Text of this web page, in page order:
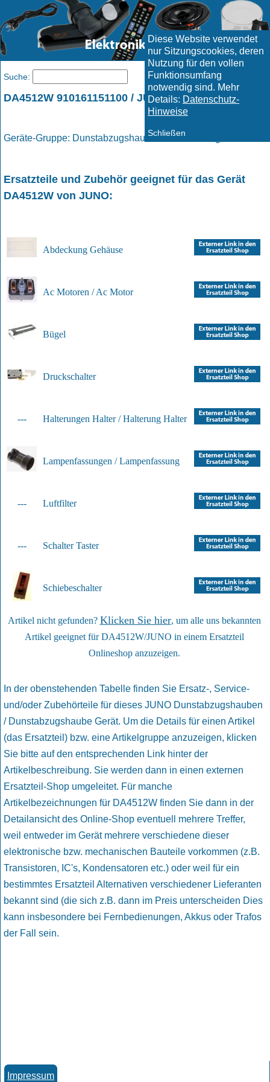
Diese Website verwendet
nur Sitzungscookies, deren
Nutzung für den vollen
Funktionsumfang
notwendig sind. Mehr
Details: Datenschutz-
Hinweise
Schließen
DA4512W 910161151100 / JUNO
Geräte-Gruppe: Dunstabzugshauben / Dunstabzugshaube
Ersatzteile und Zubehör geeignet für das Gerät
DA4512W von JUNO:
Abdeckung Gehäuse
Ac Motoren / Ac Motor
Bügel
Druckschalter
--- Halterungen Halter / Halterung Halter
Lampenfassungen / Lampenfassung
--- Luftfilter
--- Schalter Taster
Schiebeschalter
Artikel nicht gefunden? Klicken Sie hier, um alle uns bekannten
Artikel geeignet für DA4512W/JUNO in einem Ersatzteil
Onlineshop anzuzeigen.
In der obenstehenden Tabelle finden Sie Ersatz-, Service-
und/oder Zubehörteile für dieses JUNO Dunstabzugshauben
/ Dunstabzugshaube Gerät. Um die Details für einen Artikel
(das Ersatzteil) bzw. eine Artikelgruppe anzuzeigen, klicken
Sie bitte auf den entsprechenden Link hinter der
Artikelbeschreibung. Sie werden dann in einen externen
Ersatzteil-Shop umgeleitet. Für manche
Artikelbezeichnungen für DA4512W finden Sie dann in der
Detailansicht des Online-Shop eventuell mehrere Treffer,
weil entweder im Gerät mehrere verschiedene dieser
elektronische bzw. mechanischen Bauteile vorkommen (z.B.
Transistoren, IC's, Kondensatoren etc.) oder weil für ein
bestimmtes Ersatzteil Alternativen verschiedener Lieferanten
bekannt sind (die sich z.B. dann im Preis unterscheiden Dies
kann insbesondere bei Fernbedienungen, Akkus oder Trafos
der Fall sein.
Suche:
Impressum